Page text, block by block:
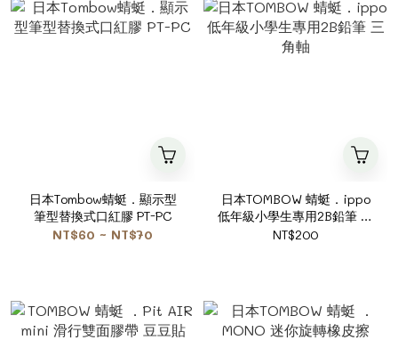
日本Tombow蜻蜓．顯示型
筆型替換式口紅膠 PT-PC
NT$60 ~ NT$70
日本TOMBOW 蜻蜓．ippo
低年級小學生專用2B鉛筆 三
角軸
NT$200